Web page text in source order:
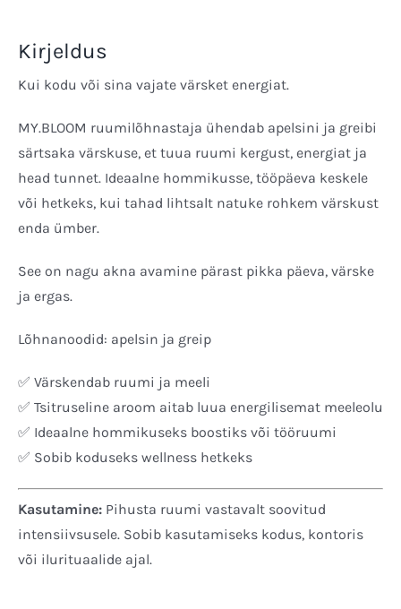
Kirjeldus
Kui kodu või sina vajate värsket energiat.
MY.BLOOM ruumilõhnastaja ühendab apelsini ja greibi
särtsaka värskuse, et tuua ruumi kergust, energiat ja
head tunnet. Ideaalne hommikusse, tööpäeva keskele
või hetkeks, kui tahad lihtsalt natuke rohkem värskust
enda ümber.
See on nagu akna avamine pärast pikka päeva, värske
ja ergas.
Lõhnanoodid: apelsin ja greip
✅ Värskendab ruumi ja meeli
✅ Tsitruseline aroom aitab luua energilisemat meeleolu
✅ Ideaalne hommikuseks boostiks või tööruumi
✅ Sobib koduseks wellness hetkeks
Kasutamine: Pihusta ruumi vastavalt soovitud
intensiivsusele. Sobib kasutamiseks kodus, kontoris
või ilurituaalide ajal.